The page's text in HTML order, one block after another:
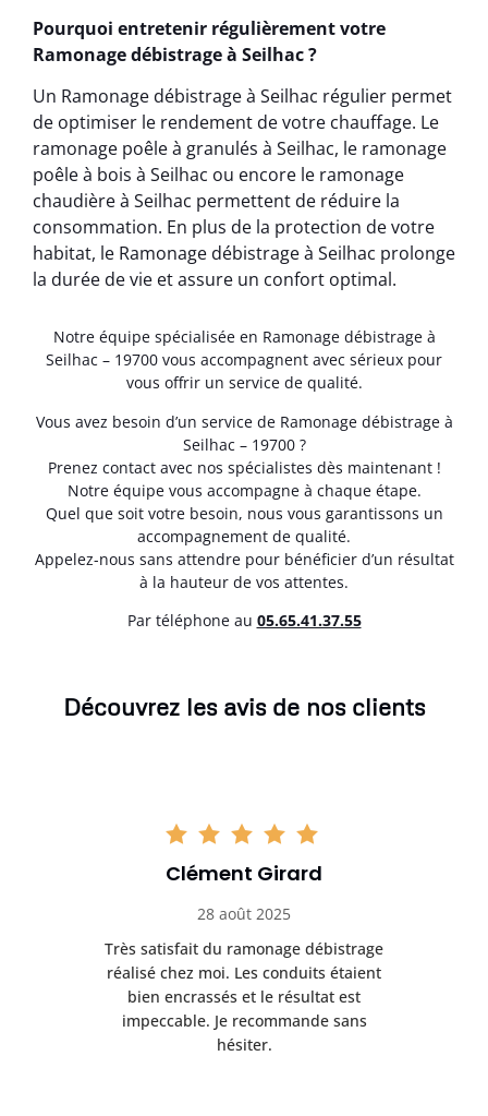
Pourquoi entretenir régulièrement votre
Ramonage débistrage à Seilhac ?
Un Ramonage débistrage à Seilhac régulier permet
de optimiser le rendement de votre chauffage. Le
ramonage poêle à granulés à Seilhac, le ramonage
poêle à bois à Seilhac ou encore le ramonage
chaudière à Seilhac permettent de réduire la
consommation. En plus de la protection de votre
habitat, le Ramonage débistrage à Seilhac prolonge
la durée de vie et assure un confort optimal.
Notre équipe spécialisée en Ramonage débistrage à
Seilhac – 19700 vous accompagnent avec sérieux pour
vous offrir un service de qualité.
Vous avez besoin d’un service de Ramonage débistrage à
Seilhac – 19700 ?
Prenez contact avec nos spécialistes dès maintenant !
Notre équipe vous accompagne à chaque étape.
Quel que soit votre besoin, nous vous garantissons un
accompagnement de qualité.
Appelez-nous sans attendre pour bénéficier d’un résultat
à la hauteur de vos attentes.
Par téléphone au 05.65.41.37.55
Découvrez les avis de nos clients
Clément Girard
28 août 2025
Très satisfait du ramonage débistrage
réalisé chez moi. Les conduits étaient
bien encrassés et le résultat est
impeccable. Je recommande sans
hésiter.